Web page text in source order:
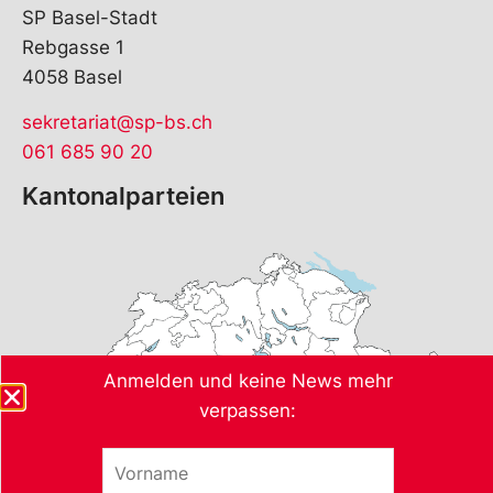
SP Basel-Stadt
Rebgasse 1
4058 Basel
sekretariat@sp-bs.ch
061 685 90 20
Kantonalparteien
Anmelden und keine News mehr
verpassen: